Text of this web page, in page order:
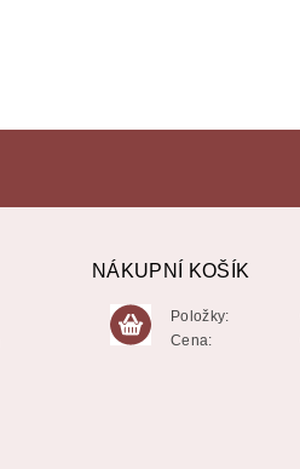
NÁKUPNÍ KOŠÍK
Položky:
Cena: